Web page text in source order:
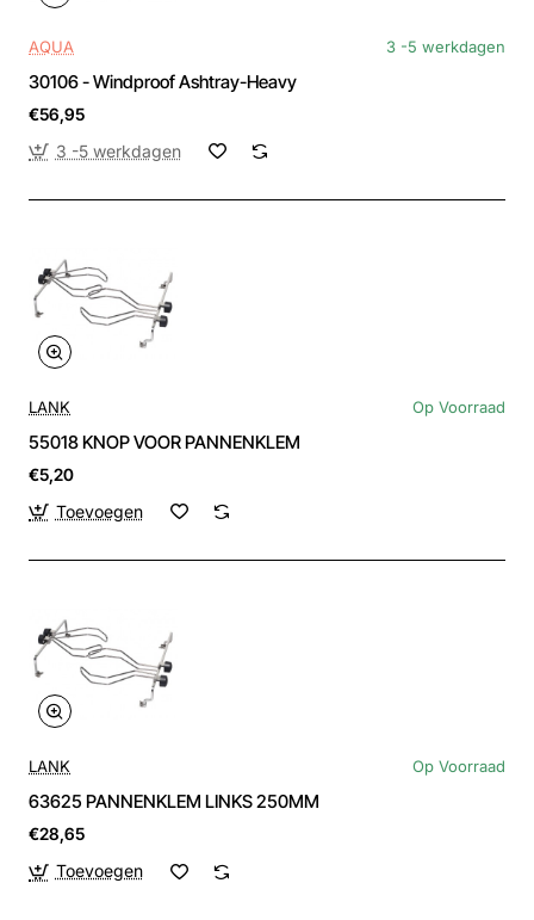
AQUA 3 -5 werkdagen
30106 - Windproof Ashtray-Heavy
€56,95
3 -5 werkdagen
LANK Op Voorraad
55018 KNOP VOOR PANNENKLEM
€5,20
Toevoegen
LANK Op Voorraad
63625 PANNENKLEM LINKS 250MM
€28,65
Toevoegen